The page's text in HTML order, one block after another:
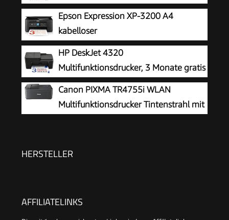
Epson Expression XP-3200 A4
kabelloser
Multifunktionstintenstrahldrucker
HP DeskJet 4320
Multifunktionsdrucker, 3 Monate gratis
drucken Instant Ink inklusive, Drucker,
Kopierer, Scanner, WLAN, Automatischer
Vorlageneinzug, Tinte: 308/308e
Canon PIXMA TR4755i WLAN
Multifunktionsdrucker Tintenstrahl mit
HERSTELLER
AFFILIATELINKS